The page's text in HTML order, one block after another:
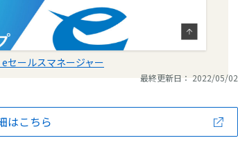
セールスマネージャー
最終更新日： 2022/05/02
はこちら